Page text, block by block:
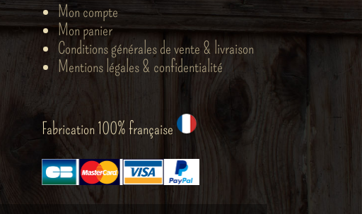
Mon compte
Mon panier
Conditions générales de vente & livraison
Mentions légales & confidentialité
Fabrication 100% française